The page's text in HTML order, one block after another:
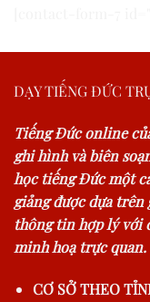
DẠY TIẾNG ĐỨC
Tiếng Đức online
ghi hình và biên
học tiếng Đức một
giảng được dựa
thông tin hợp lý với
minh hoạ trực quan.
CƠ SỞ THEO